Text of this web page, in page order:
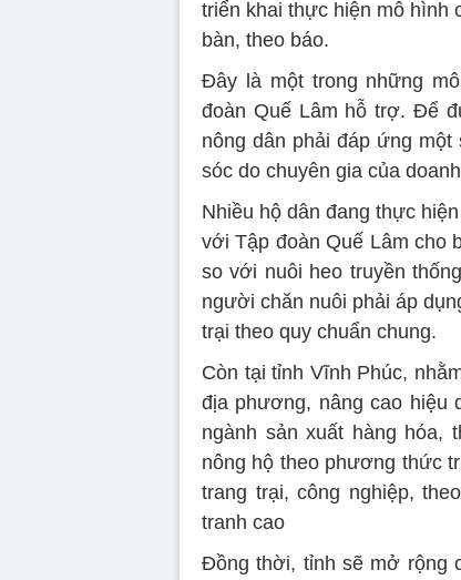
triển khai thực hiện mô hình
bàn, theo báo.
Đây là một trong những
đoàn Quế Lâm hỗ trợ. Để
nông dân phải đáp ứng
sóc do chuyên gia của
Nhiều hộ dân đang thực
với Tập đoàn Quế Lâm cho
so với nuôi heo truyền
người chăn nuôi phải áp
trại theo quy chuẩn chung.
Còn tại tỉnh Vĩnh Phúc,
địa phương, nâng cao hiệu
ngành sản xuất hàng hóa,
nông hộ theo phương thức
trang trại, công nghiệp,
tranh cao
Đồng thời, tỉnh sẽ mở rộng